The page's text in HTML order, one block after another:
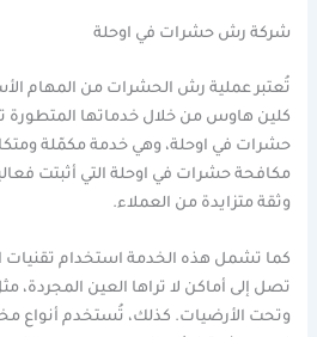
شركة رش حشرات في اوحلة
تُعتبر عملية رش الحشرات من المهام
كلين هاوس من خلال خدماتها
حشرات في اوحلة، وهي خدمة مكمّلة
مكافحة حشرات في اوحلة التي أثبتت
وثقة متزايدة من العملاء.
كما تشمل هذه الخدمة استخدام تقنيات
تصل إلى أماكن لا تراها العين المجردة،
وتحت الأرضيات. كذلك، تُستخدم أنواع